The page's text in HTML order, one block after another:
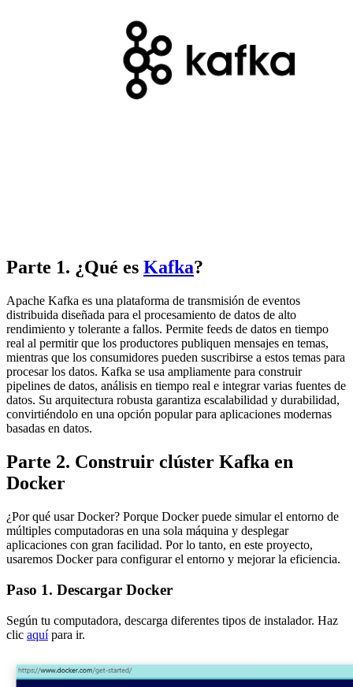
Parte 1. ¿Qué es Kafka?
Apache Kafka es una plataforma de transmisión de eventos
distribuida diseñada para el procesamiento de datos de alto
rendimiento y tolerante a fallos. Permite feeds de datos en tiempo
real al permitir que los productores publiquen mensajes en temas,
mientras que los consumidores pueden suscribirse a estos temas para
procesar los datos. Kafka se usa ampliamente para construir
pipelines de datos, análisis en tiempo real e integrar varias fuentes de
datos. Su arquitectura robusta garantiza escalabilidad y durabilidad,
convirtiéndolo en una opción popular para aplicaciones modernas
basadas en datos.
Parte 2. Construir clúster Kafka en
Docker
¿Por qué usar Docker? Porque Docker puede simular el entorno de
múltiples computadoras en una sola máquina y desplegar
aplicaciones con gran facilidad. Por lo tanto, en este proyecto,
usaremos Docker para configurar el entorno y mejorar la eficiencia.
Paso 1. Descargar Docker
Según tu computadora, descarga diferentes tipos de instalador. Haz
clic aquípara ir.